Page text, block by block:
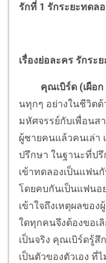
รักที่ 1 รักระยะทดล
เรื่องย่อละคร รักระ
คุณเบิร์ด (เผือก
นทุกๆ อย่างในชีวิต
มหัศจรรย์กับเพื่อน
ผู้ชายคนแล้วคนเล่า
ปรึกษา ในฐานะที่ปรึ
เข้าทดลองเป็นแฟนกั
โดยคบกันเป็นแฟนอ
เข้าใจถึงเหตุผลของ
ใดทุกคนจึงต้องขอเ
เป็นจริง คุณเบิร์ดรู้
เป็นตัวของตัวเอง ที่